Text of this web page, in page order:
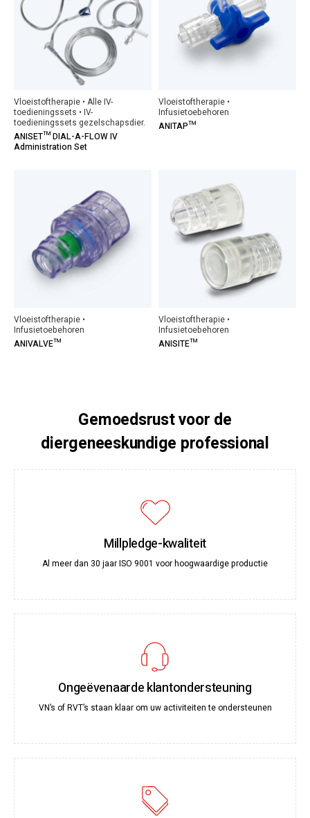
Vloeistoftherapie • Alle IV-
toedieningssets • IV-
toedieningssets gezelschapsdier.
ANISET™ DIAL-A-FLOW IV
Administration Set
Vloeistoftherapie •
Infusietoebehoren
ANITAP™
Vloeistoftherapie •
Infusietoebehoren
ANIVALVE™
Vloeistoftherapie •
Infusietoebehoren
ANISITE™
Gemoedsrust voor de
diergeneeskundige professional
Millpledge-kwaliteit
Al meer dan 30 jaar ISO 9001 voor hoogwaardige productie
Ongeëvenaarde klantondersteuning
VN’s of RVT’s staan klaar om uw activiteiten te ondersteunen